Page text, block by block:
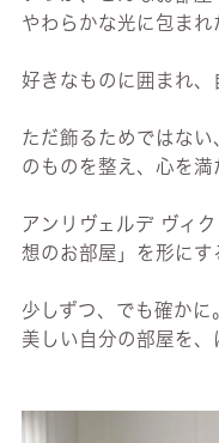
やわらかな光に包まれ
好きなものに囲まれ、
ただ飾るためではな
のものを整え、心を満
アンリヴェルデ ヴィ
想のお部屋」を形にす
少しずつ、でも確かに
美しい自分の部屋を、